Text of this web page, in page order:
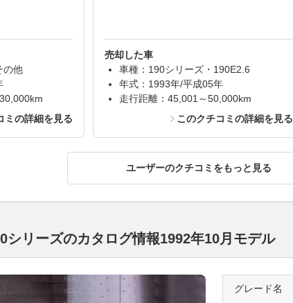
の他
ミの詳細を見る
売却した車
車種：190シリーズ・190E2.6
年式：1993年/平成05年
走行距離：45,001～50,000km
このクチコミの詳細を見る
ユーザーのクチコミをもっと見る
シリーズのカタログ情報1992年10月モデル
グレード名